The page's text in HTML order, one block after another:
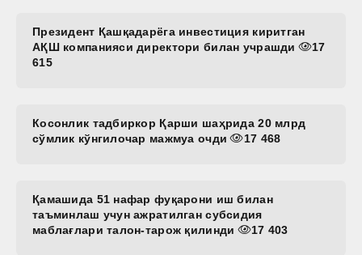
Президент Қашқадарёга инвестиция киритган
АҚШ компанияси директори билан учрашди
17
615
Косонлик тадбиркор Қарши шаҳрида 20 млрд
сўмлик кўнгилочар мажмуа очди
17 468
Қамашида 51 нафар фуқарони иш билан
таъминлаш учун ажратилган субсидия
маблағлари талон-тарож қилинди
17 403